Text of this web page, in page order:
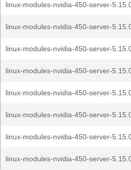
linux-modules-nvidia-450-server-
linux-modules-nvidia-450-server-
linux-modules-nvidia-450-server-
linux-modules-nvidia-450-server-
linux-modules-nvidia-450-server-
linux-modules-nvidia-450-server-
linux-modules-nvidia-450-server-
linux-modules-nvidia-450-server-